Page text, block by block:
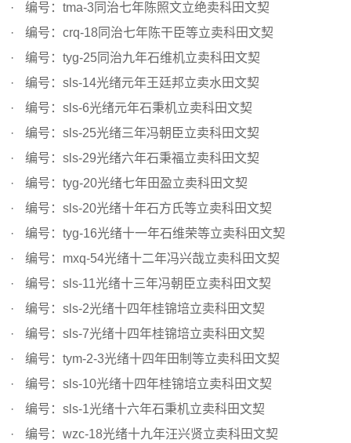
编号：tma-3同治七年陈照文立绝卖科田文契
编号：crq-18同治七年陈干臣等立卖科田文契
编号：tyg-25同治九年石维机立卖科田文契
编号：sls-14光绪元年王廷邦立卖水田文契
编号：sls-6光绪元年石秉机立卖科田文契
编号：sls-25光绪三年冯朝臣立卖科田文契
编号：sls-29光绪六年石秉福立卖科田文契
编号：tyg-20光绪七年田盈立卖科田文契
编号：sls-20光绪十年石方氏等立卖科田文契
编号：tyg-16光绪十一年石维荣等立卖科田文契
编号：mxq-54光绪十二年冯兴哉立卖科田文契
编号：sls-11光绪十三年冯朝臣立卖科田文契
编号：sls-2光绪十四年桂锦培立卖科田文契
编号：sls-7光绪十四年桂锦培立卖科田文契
编号：tym-2-3光绪十四年田制等立卖科田文契
编号：sls-10光绪十四年桂锦培立卖科田文契
编号：sls-1光绪十六年石秉机立卖科田文契
编号：wzc-18光绪十九年汪兴贤立卖科田文契